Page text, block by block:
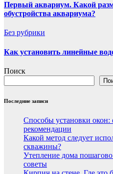
Первый аквариум. Какой
обустройства аквариума?
Без рубрики
Как установить линейные
Поиск
Последние записи
Способы установки окон:
рекомендации
Какой метод следует
скважины?
Утепление дома
советы